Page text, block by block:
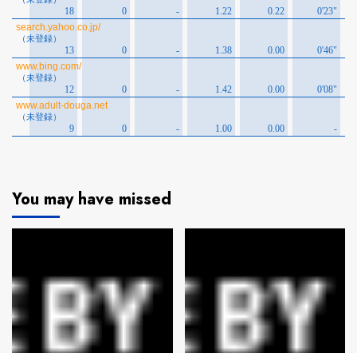
You may have missed